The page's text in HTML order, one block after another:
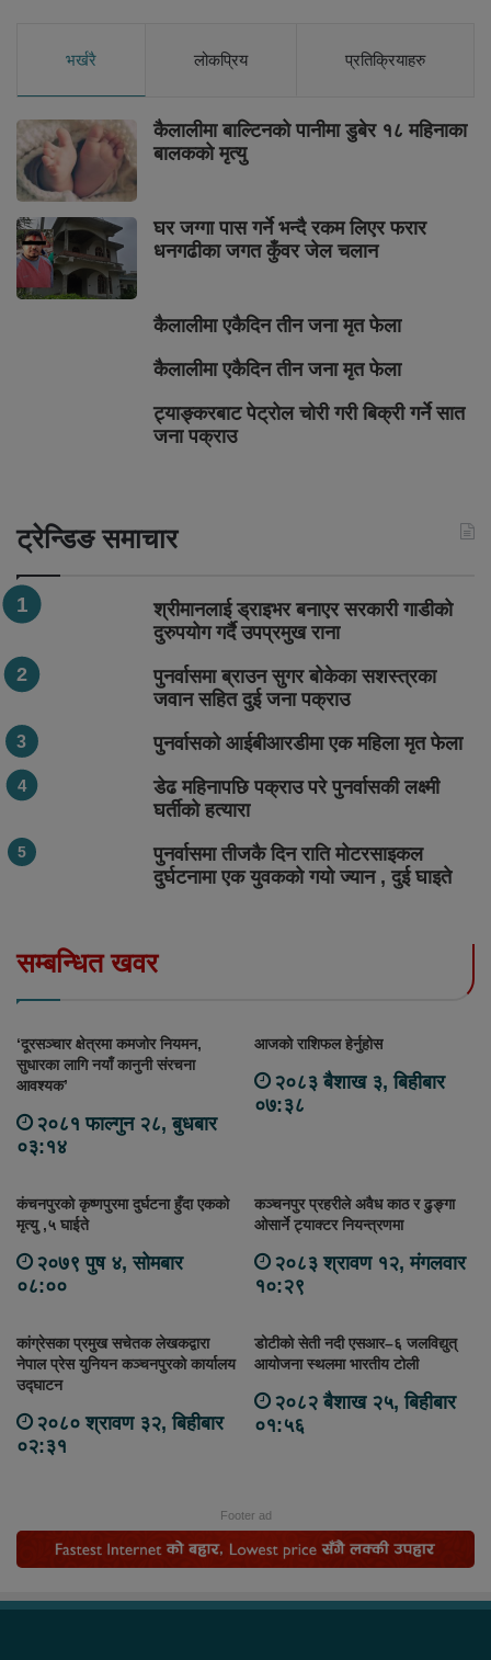
भर्खरै लोकप्रिय प्रतिक्रियाहरु
कैलालीमा बाल्टिनको पानीमा डुबेर १८ महिनाका
बालकको मृत्यु
घर जग्गा पास गर्ने भन्दै रकम लिएर फरार
धनगढीका जगत कुँवर जेल चलान
कैलालीमा एकैदिन तीन जना मृत फेला
कैलालीमा एकैदिन तीन जना मृत फेला
ट्याङ्करबाट पेट्रोल चोरी गरी बिक्री गर्ने सात
जना पक्राउ
ट्रेन्डिङ समाचार
श्रीमानलाई ड्राइभर बनाएर सरकारी गाडीको
दुरुपयोग गर्दै उपप्रमुख राना
पुनर्वासमा ब्राउन सुगर बोकेका सशस्त्रका
जवान सहित दुई जना पक्राउ
पुनर्वासको आईबीआरडीमा एक महिला मृत फेला
डेढ महिनापछि पक्राउ परे पुनर्वासकी लक्ष्मी
घर्तीको हत्यारा
पुनर्वासमा तीजकै दिन राति मोटरसाइकल
दुर्घटनामा एक युवकको गयो ज्यान , दुई घाइते
सम्बन्धित खवर
‘दूरसञ्चार क्षेत्रमा कमजोर नियमन,
सुधारका लागि नयाँ कानुनी संरचना
आवश्यक’
२०८१ फाल्गुन २८, बुधबार
०३:१४
आजको राशिफल हेर्नुहोस
२०८३ बैशाख ३, बिहीबार
०७:३८
कंचनपुरको कृष्णपुरमा दुर्घटना हुँदा एकको
मृत्यु ,५ घाईते
२०७९ पुष ४, सोमबार
०८:००
कञ्चनपुर प्रहरीले अवैध काठ र ढुङ्गा
ओसार्ने ट्याक्टर नियन्त्रणमा
२०८३ श्रावण १२, मंगलवार
१०:२९
कांग्रेसका प्रमुख सचेतक लेखकद्वारा
नेपाल प्रेस युनियन कञ्चनपुरको कार्यालय
उद्घाटन
२०८० श्रावण ३२, बिहीबार
०२:३१
डोटीको सेती नदी एसआर–६ जलविद्युत्
आयोजना स्थलमा भारतीय टोली
२०८२ बैशाख २५, बिहीबार
०१:५६
Footer ad